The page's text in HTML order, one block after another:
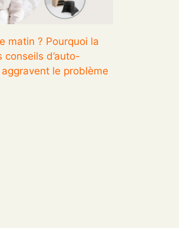
matin ? Pourquoi la
conseils d’auto-
le problème